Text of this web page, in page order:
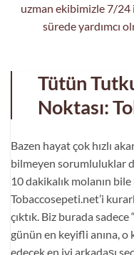
uzman ekibimizle 7/24
sürede yardımcı
Tütün
Noktası:
Bazen hayat çok hızlı
bilmeyen sorumluluklar
10 dakikalık molanın
Tobaccosepeti.net’i
çıktık. Biz burada sadece
günün en keyifli anına, o
edecek en iyi arkadaşı